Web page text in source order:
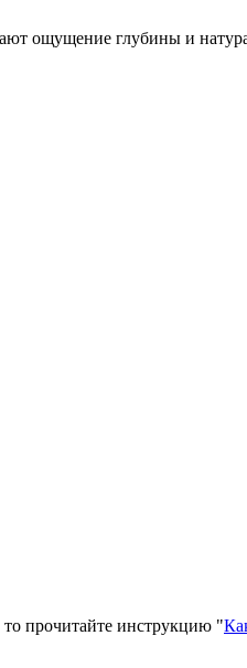
ощущение глубины и
прочитайте инструкцию "